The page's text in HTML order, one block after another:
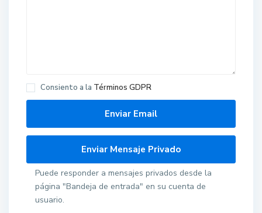
Consiento a la Términos GDPR
Puede responder a mensajes privados desde la
página "Bandeja de entrada" en su cuenta de
usuario.